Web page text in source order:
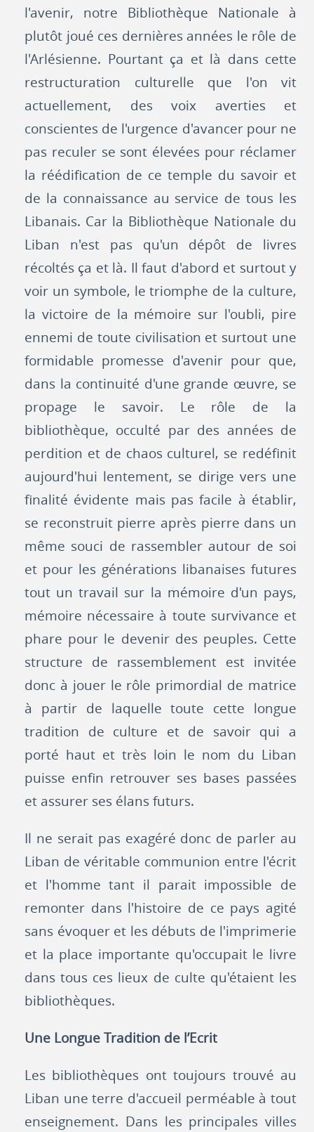
l'avenir, notre Bibliothèque Nationale à
plutôt joué ces dernières années le rôle de
l'Arlésienne. Pourtant ça et là dans cette
restructuration culturelle que l'on vit
actuellement, des voix averties et
conscientes de l'urgence d'avancer pour ne
pas reculer se sont élevées pour réclamer
la réédification de ce temple du savoir et
de la connaissance au service de tous les
Libanais. Car la Bibliothèque Nationale du
Liban n'est pas qu'un dépôt de livres
récoltés ça et là. Il faut d'abord et surtout y
voir un symbole, le triomphe de la culture,
la victoire de la mémoire sur l'oubli, pire
ennemi de toute civilisation et surtout une
formidable promesse d'avenir pour que,
dans la continuité d'une grande œuvre, se
propage le savoir. Le rôle de la
bibliothèque, occulté par des années de
perdition et de chaos culturel, se redéfinit
aujourd'hui lentement, se dirige vers une
finalité évidente mais pas facile à établir,
se reconstruit pierre après pierre dans un
même souci de rassembler autour de soi
et pour les générations libanaises futures
tout un travail sur la mémoire d'un pays,
mémoire nécessaire à toute survivance et
phare pour le devenir des peuples. Cette
structure de rassemblement est invitée
donc à jouer le rôle primordial de matrice
à partir de laquelle toute cette longue
tradition de culture et de savoir qui a
porté haut et très loin le nom du Liban
puisse enfin retrouver ses bases passées
et assurer ses élans futurs.
Il ne serait pas exagéré donc de parler au
Liban de véritable communion entre l'écrit
et l'homme tant il parait impossible de
remonter dans l'histoire de ce pays agité
sans évoquer et les débuts de l'imprimerie
et la place importante qu'occupait le livre
dans tous ces lieux de culte qu'étaient les
bibliothèques.
Une Longue Tradition de l’Ecrit
Les bibliothèques ont toujours trouvé au
Liban une terre d'accueil perméable à tout
enseignement. Dans les principales villes